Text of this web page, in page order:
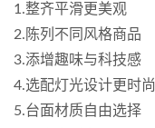
1.整齐平滑更美观
2.陈列不同风格商品
3.添增趣味与科技感
4.选配灯光设计更时尚
5.台面材质自由选择